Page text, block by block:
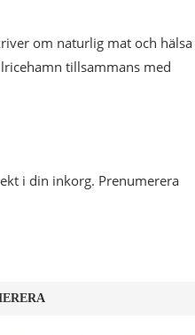
om naturlig mat och hälsa
tillsammans med
i din inkorg. Prenumerera